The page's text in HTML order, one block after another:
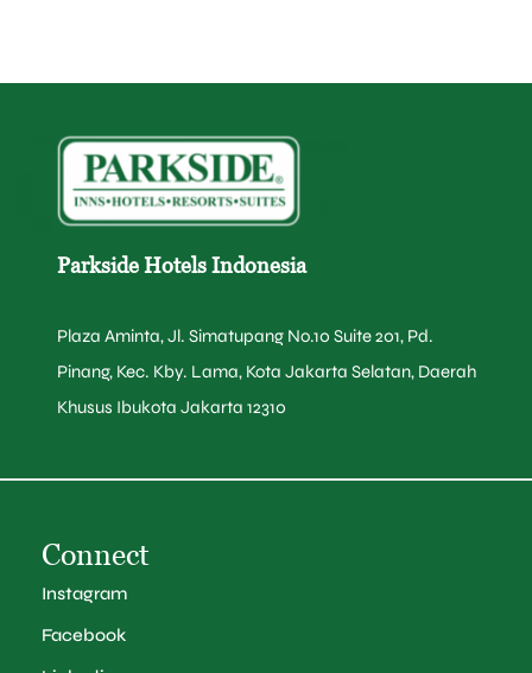
Parkside Hotels Indonesia
Plaza Aminta, Jl. Simatupang No.10 Suite 201, Pd.
Pinang, Kec. Kby. Lama, Kota Jakarta Selatan, Daerah
Khusus Ibukota Jakarta 12310
Connect
Instagram
Facebook